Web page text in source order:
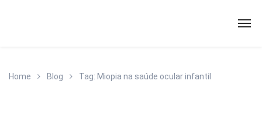
Home Blog Tag: Miopia na saúde ocular infantil